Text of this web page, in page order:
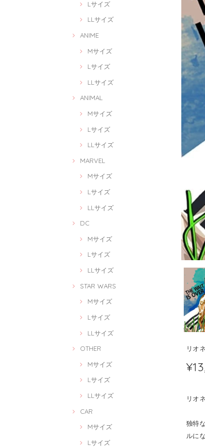
Lサイズ
LLサイズ
ANIME
Mサイズ
Lサイズ
LLサイズ
ANIMAL
Mサイズ
Lサイズ
LLサイズ
MARVEL
Mサイズ
Lサイズ
LLサイズ
DC
Mサイズ
Lサイズ
LLサイズ
STAR WARS
Mサイズ
Lサイズ
LLサイズ
OTHER
Mサイズ
Lサイズ
LLサイズ
CAR
Mサイズ
Lサイズ
リオ
リオ
独特
ルに